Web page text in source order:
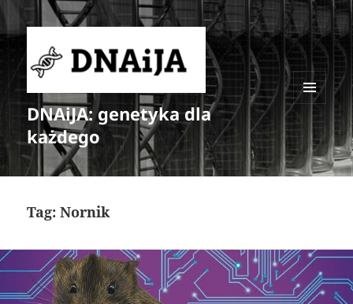
DNAiJA: genetyka dla
każdego
MENU
WIDGETY
Tag:Nornik